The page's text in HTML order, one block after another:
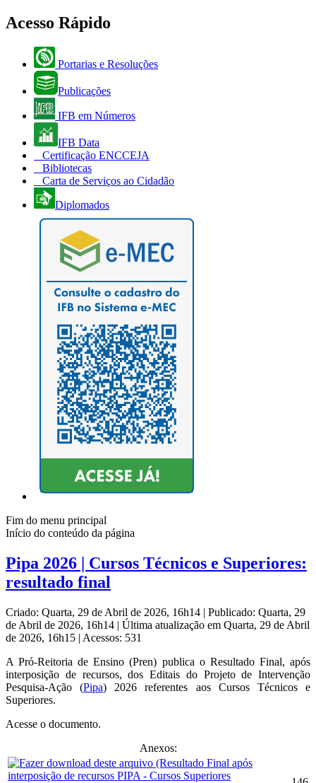
Acesso Rápido
Portarias e Resoluções
Publicações
IFB em Números
IFB Data
Certificação ENCCEJA
Bibliotecas
Carta de Serviços ao Cidadão
Diplomados
Fim do menu principal
Início do conteúdo da página
Pipa 2026 | Cursos Técnicos e Superiores:
resultado final
Criado: Quarta, 29 de Abril de 2026, 16h14 | Publicado: Quarta, 29
de Abril de 2026, 16h14 | Última atualização em Quarta, 29 de Abril
de 2026, 16h15 | Acessos: 531
A Pró-Reitoria de Ensino (Pren) publica o Resultado Final, após
interposição de recursos, dos Editais do Projeto de Intervenção
Pesquisa-Ação (Pipa) 2026 referentes aos Cursos Técnicos e
Superiores.
Acesse o documento.
Anexos: